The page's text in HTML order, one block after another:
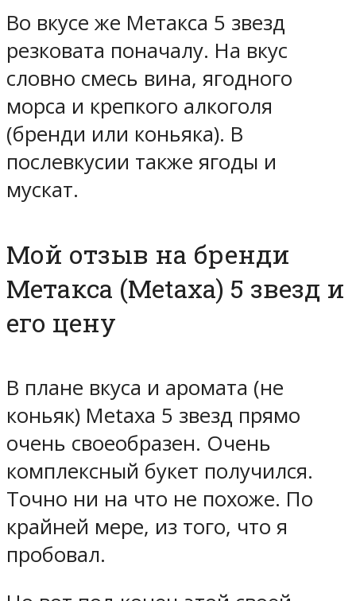
Во вкусе же Метакса 5 звезд
резковата поначалу. На вкус
словно смесь вина, ягодного
морса и крепкого алкоголя
(бренди или коньяка). В
послевкусии также ягоды и
мускат.
Мой отзыв на бренди
Метакса (Metaxa) 5 звезд и
его цену
В плане вкуса и аромата (не
коньяк) Metaxa 5 звезд прямо
очень своеобразен. Очень
комплексный букет получился.
Точно ни на что не похоже. По
крайней мере, из того, что я
пробовал.